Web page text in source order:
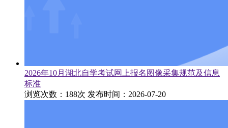
2026年10月湖北自学考试网上报名图像采集规范及信息
标准
浏览次数：188次 发布时间：2026-07-20